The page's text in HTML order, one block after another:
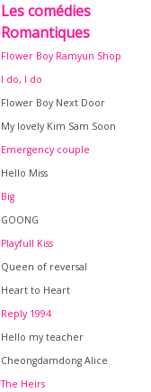
Les comédies
Romantiques
Flower Boy Ramyun Shop
I do, I do
Flower Boy Next Door
My lovely Kim Sam Soon
Emergency couple
Hello Miss
Big
GOONG
Playfull Kiss
Queen of reversal
Heart to Heart
Reply 1994
Hello my teacher
Cheongdamdong Alice
The Heirs